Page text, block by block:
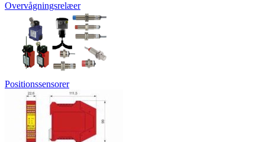
Overvågningsrelæer
Positionssensorer